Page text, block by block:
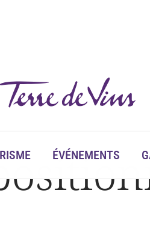
ÉVÉNEMENTS